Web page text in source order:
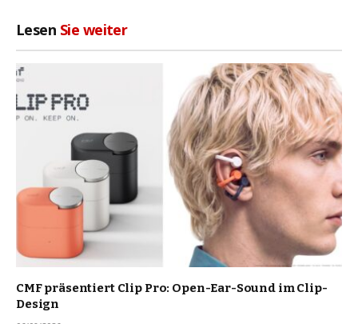
Lesen Sie weiter
CMF präsentiert Clip Pro: Open-Ear-Sound im Clip-
Design